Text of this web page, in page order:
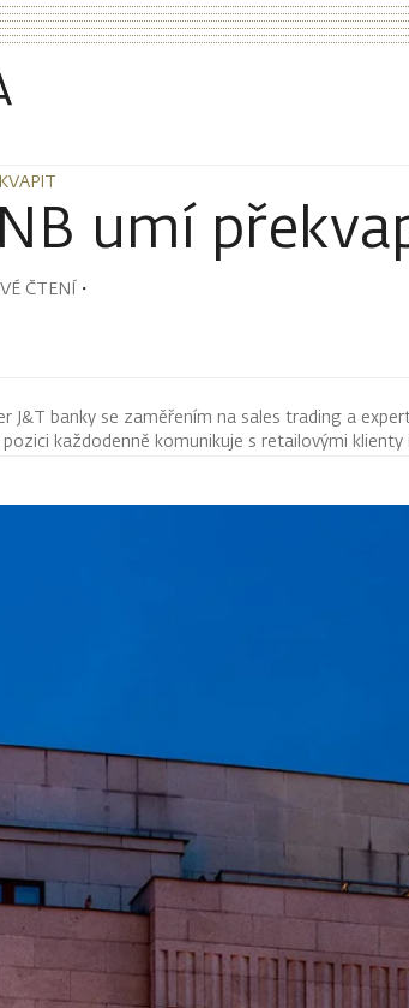
umí
ČTENÍ・
J&T banky se zaměřením na sales trading a
každodenně komunikuje s retailovými